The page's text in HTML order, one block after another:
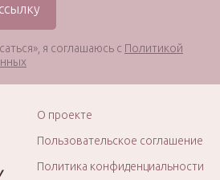
я соглашаюсь с Политикой
О проекте
Пользовательское соглашение
Политика конфиденциальности